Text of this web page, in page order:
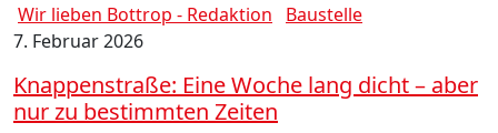
Wir lieben Bottrop - Redaktion
Baustelle
7. Februar 2026
Knappenstraße: Eine Woche lang dicht – aber
nur zu bestimmten Zeiten